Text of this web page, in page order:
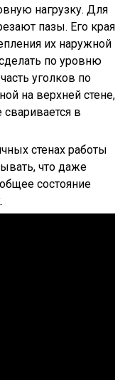
нагрузку. Для
пазы. Его края
их наружной
по уровню
уголков по
на верхней стене,
в
стенах работы
что даже
состояние